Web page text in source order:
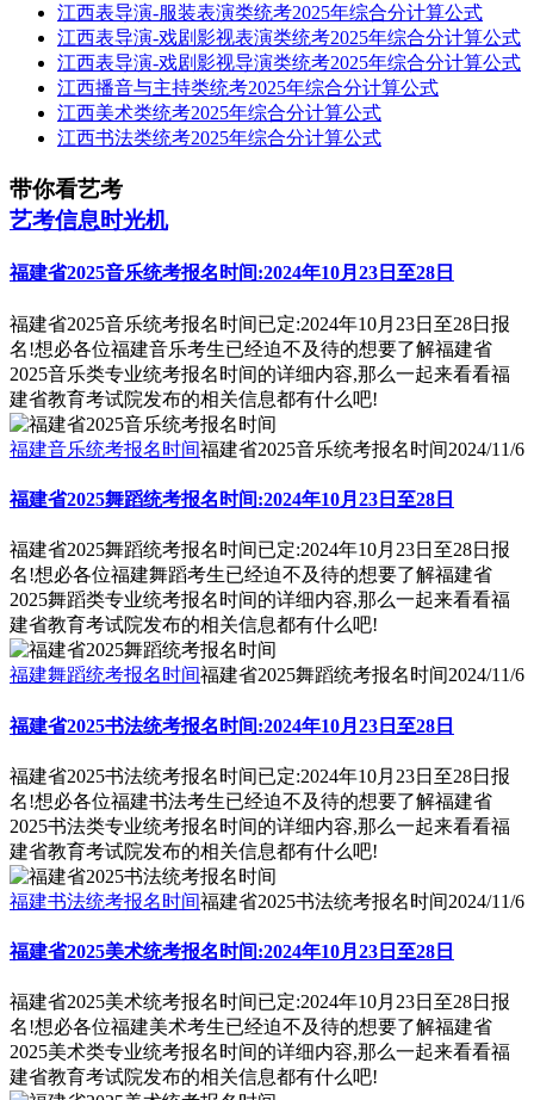
江西表导演-服装表演类统考2025年综合分计算公式
江西表导演-戏剧影视表演类统考2025年综合分计算公式
江西表导演-戏剧影视导演类统考2025年综合分计算公式
江西播音与主持类统考2025年综合分计算公式
江西美术类统考2025年综合分计算公式
江西书法类统考2025年综合分计算公式
带你看艺考
艺考信息时光机
福建省2025音乐统考报名时间:2024年10月23日至28日
福建省2025音乐统考报名时间已定:2024年10月23日至28日报
名!想必各位福建音乐考生已经迫不及待的想要了解福建省
2025音乐类专业统考报名时间的详细内容,那么一起来看看福
建省教育考试院发布的相关信息都有什么吧!
福建音乐统考报名时间福建省2025音乐统考报名时间2024/11/6
福建省2025舞蹈统考报名时间:2024年10月23日至28日
福建省2025舞蹈统考报名时间已定:2024年10月23日至28日报
名!想必各位福建舞蹈考生已经迫不及待的想要了解福建省
2025舞蹈类专业统考报名时间的详细内容,那么一起来看看福
建省教育考试院发布的相关信息都有什么吧!
福建舞蹈统考报名时间福建省2025舞蹈统考报名时间2024/11/6
福建省2025书法统考报名时间:2024年10月23日至28日
福建省2025书法统考报名时间已定:2024年10月23日至28日报
名!想必各位福建书法考生已经迫不及待的想要了解福建省
2025书法类专业统考报名时间的详细内容,那么一起来看看福
建省教育考试院发布的相关信息都有什么吧!
福建书法统考报名时间福建省2025书法统考报名时间2024/11/6
福建省2025美术统考报名时间:2024年10月23日至28日
福建省2025美术统考报名时间已定:2024年10月23日至28日报
名!想必各位福建美术考生已经迫不及待的想要了解福建省
2025美术类专业统考报名时间的详细内容,那么一起来看看福
建省教育考试院发布的相关信息都有什么吧!